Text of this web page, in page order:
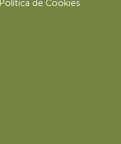
Política de Cookies